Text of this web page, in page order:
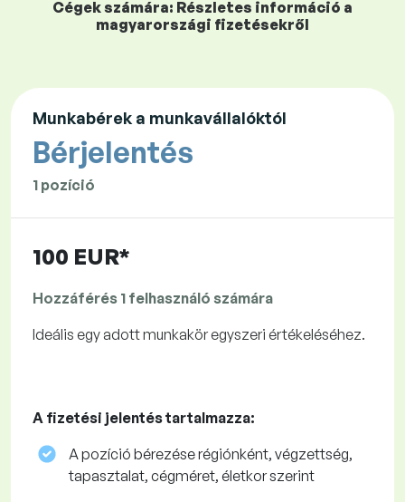
Cégek számára: Részletes információ a
magyarországi fizetésekről
Munkabérek a munkavállalóktól
Bérjelentés
1 pozíció
100 EUR*
Hozzáférés 1 felhasználó számára
Ideális egy adott munkakör egyszeri értékeléséhez.
A fizetési jelentés tartalmazza:
A pozíció bérezése régiónként, végzettség,
tapasztalat, cégméret, életkor szerint